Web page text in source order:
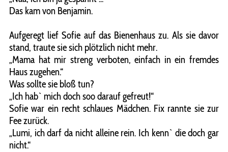
Das kam von Benjamin.
Aufgeregt lief Sofie auf das Bienenhaus zu. Als sie davor
stand, traute sie sich plötzlich nicht mehr.
„Mama hat mir streng verboten, einfach in ein fremdes
Haus zugehen.“
Was sollte sie bloß tun?
„Ich hab` mich doch soo darauf gefreut!“
Sofie war ein recht schlaues Mädchen. Fix rannte sie zur
Fee zurück.
„Lumi, ich darf da nicht alleine rein. Ich kenn` die doch gar
nicht.“